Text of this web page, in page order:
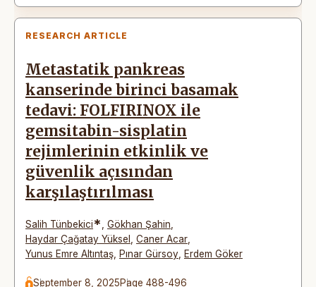
RESEARCH ARTICLE
Metastatik pankreas
kanserinde birinci basamak
tedavi: FOLFIRINOX ile
gemsitabin-sisplatin
rejimlerinin etkinlik ve
güvenlik açısından
karşılaştırılması
Salih Tünbekici* Gökhan Şahin
Haydar Çağatay Yüksel
Caner Acar
Yunus Emre Altıntaş
Pınar Gürsoy Erdem Göker
September 8, 2025Page 488-496